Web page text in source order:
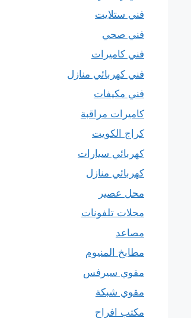
فني ستلايت
فني صحي
فني كاميرات
فني كهربائي منازل
فني مكيفات
كاميرات مراقبة
كراج الكويت
كهربائي سيارات
كهربائي منازل
محل عصير
محلات تلفونات
مصاعد
مطابخ المنيوم
مقوي سيرفس
مقوي شبكة
مكتب افراح